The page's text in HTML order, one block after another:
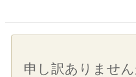
申し訳ありませ